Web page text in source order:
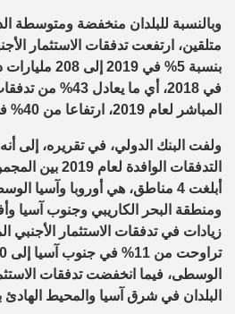
وبالنسبة للبلدان منخفضة ومتوسطة
متلقين، ارتفعت تدفقات الاستثمار
في 2018، أي ما يعادل
المباشر لعام 2019، ارتفاعا من 40% في عام 2018.
ولفت البنك الدولي، في تقريره، إلى
التدفقات الوافدة
أبلغت 4 مناطق، هي أوروبا وآسيا
ومنطقة البحر الكاريبي وجنوب آسيا
الوسطى، فيما انخفضت تدفقات
البلدان في شرق آسيا والمحيط الهادئ